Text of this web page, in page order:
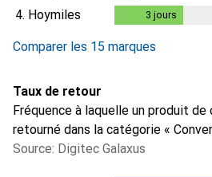
jour
4. Hoymiles 3 jours
Comparer les 15 marques
Taux de retour
Fréquence à laquelle un produit
retourné dans la catégorie «
Source: Digitec Galaxus